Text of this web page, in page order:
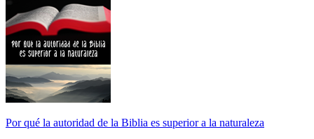
Por qué la autoridad de la Biblia es superior a la naturaleza